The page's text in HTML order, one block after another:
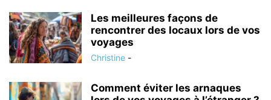
Les meilleures façons de
rencontrer des locaux lors de vos
voyages
Christine -
Comment éviter les arnaques